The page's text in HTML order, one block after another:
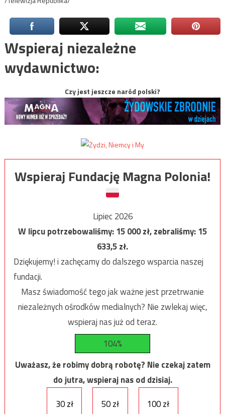
Wspieraj niezależne
wydawnictwo:
Czy jest jeszcze naród polski?
Wspieraj Fundację Magna Polonia!
Lipiec 2026
W lipcu potrzebowaliśmy:15 000zł, zebraliśmy:15
633,5zł.
Dziękujemy! i zachęcamy do dalszego wsparcia naszej
fundacji.
Masz świadomość tego jak ważne jest przetrwanie
niezależnych ośrodków medialnych? Nie zwlekaj więc,
wspieraj nas już od teraz.
104%
Uważasz, że robimy dobrą robotę? Nie czekaj zatem
do jutra, wspieraj nas od dzisiaj.
30 zł
50 zł 100 zł